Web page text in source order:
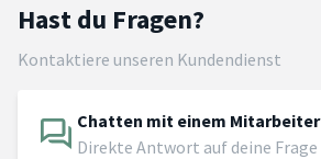
Hast du Fragen?
Kontaktiere unseren Kundendienst
Chatten mit einem Mitarbeiter
Direkte Antwort auf deine Frage